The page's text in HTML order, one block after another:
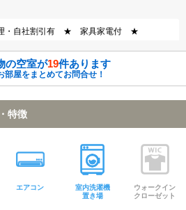
・自社割引有 ★ 家具家電付 ★
の空室が19件あります
部屋をまとめてお問合せ！
特徴
エアコン
室内洗濯機
置き場
ウォークイン
クローゼット